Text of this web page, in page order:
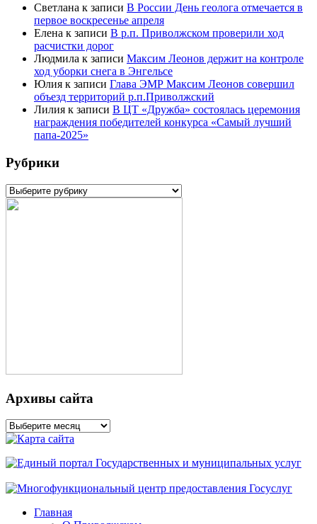
Светлана к записи В России День геолога отмечается в
первое воскресенье апреля
Елена к записи В р.п. Приволжском проверили ход
расчистки дорог
Людмила к записи Максим Леонов держит на контроле
ход уборки снега в Энгельсе
Юлия к записи Глава ЭМР Максим Леонов совершил
объезд территорий р.п.Приволжский
Лилия к записи В ЦТ «Дружба» состоялась церемония
награждения победителей конкурса «Самый лучший
папа-2025»
Рубрики
Рубрики
Архивы сайта
Архивы
сайта
Главная